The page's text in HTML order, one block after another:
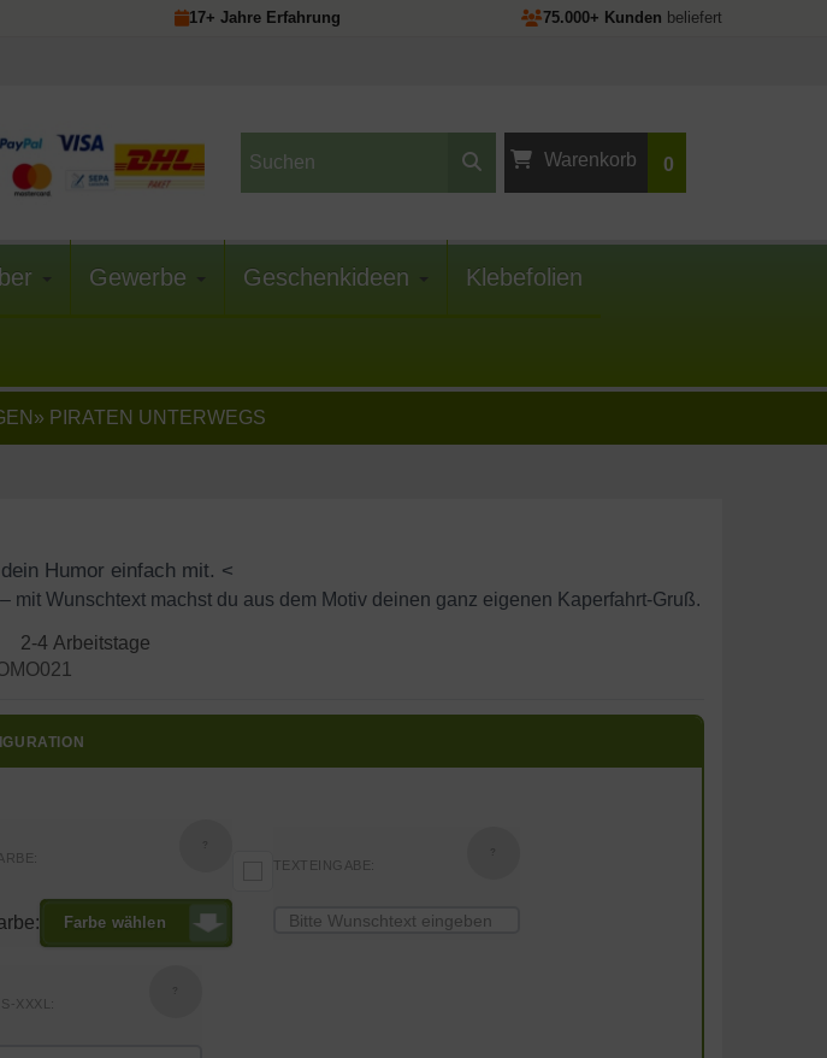
17+ Jahre Erfahrung 75.000+ Kunden beliefert
Warenkorb 0
leer.
Gewerbe Geschenkideen Klebefolien
» PIRATEN UNTERWEGS
Humor einfach mit.
Wunschtext machst du aus dem Motiv deinen ganz eigenen Kaperfahrt-Gruß.
2-4 Arbeitstage
Farbe wählen
TEXTEINGABE:
XXXL: